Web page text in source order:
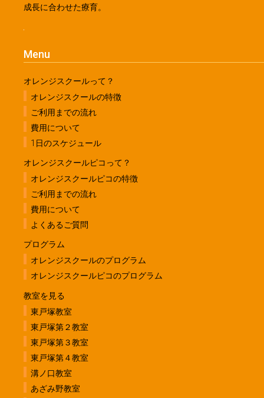
成長に合わせた療育。
Menu
オレンジスクールって？
オレンジスクールの特徴
ご利用までの流れ
費用について
1日のスケジュール
オレンジスクールピコって？
オレンジスクールピコの特徴
ご利用までの流れ
費用について
よくあるご質問
プログラム
オレンジスクールのプログラム
オレンジスクールピコのプログラム
教室を見る
東戸塚教室
東戸塚第２教室
東戸塚第３教室
東戸塚第４教室
溝ノ口教室
あざみ野教室